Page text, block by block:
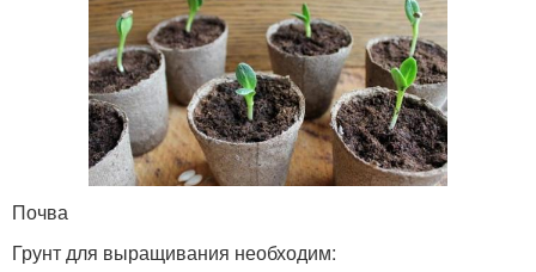
Почва
Грунт для выращивания необходим: